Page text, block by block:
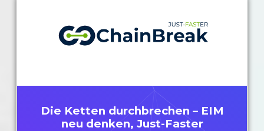
Die Ketten durchbrechen – EIM
neu denken, Just-Faster